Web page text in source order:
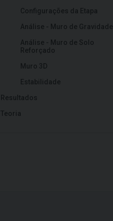
Configurações da Etapa
Análise - Muro de Gravidade
Análise - Muro de Solo
Reforçado
Muro 3D
Estabilidade
Resultados
Teoria